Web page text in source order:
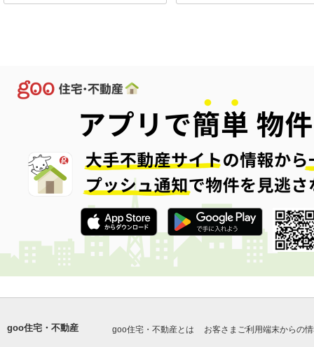
goo住宅・不動産 goo住宅・不動産とは お客さまご利用端末からの